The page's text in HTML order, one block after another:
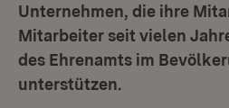
Unternehmen, die ihre
Mitarbeiter seit vielen
des Ehrenamts im
unterstützen.